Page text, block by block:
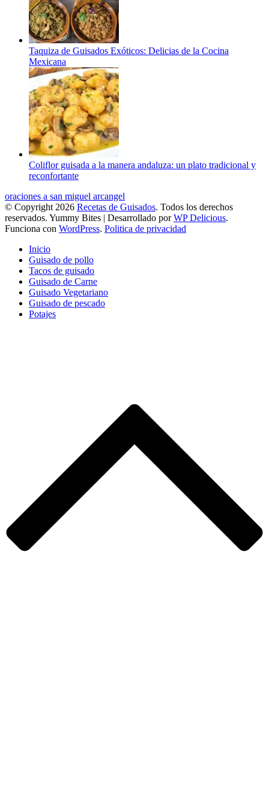
Taquiza de Guisados Exóticos: Delicias de la Cocina
Mexicana
Coliflor guisada a la manera andaluza: un plato tradicional y
reconfortante
oraciones a san miguel arcangel
© Copyright 2026 Recetas de Guisados. Todos los derechos
reservados. Yummy Bites | Desarrollado porWP Delicious.
Funciona con WordPress. Politica de privacidad
Inicio
Guisado de pollo
Tacos de guisado
Guisado de Carne
Guisado Vegetariano
Guisado de pescado
Potajes